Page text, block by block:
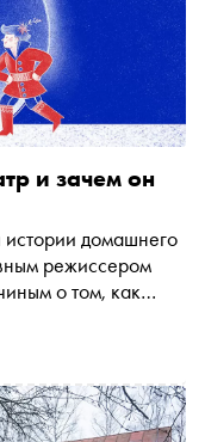
и зачем он
режиссером
о том, как